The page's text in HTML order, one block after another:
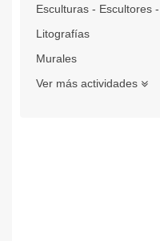
Esculturas - Escultores
Litografías
Murales
Ver más actividades